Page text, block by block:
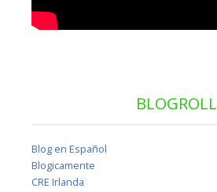
BLOGROLL
Blog en Español
Blogicamente
CRE Irlanda